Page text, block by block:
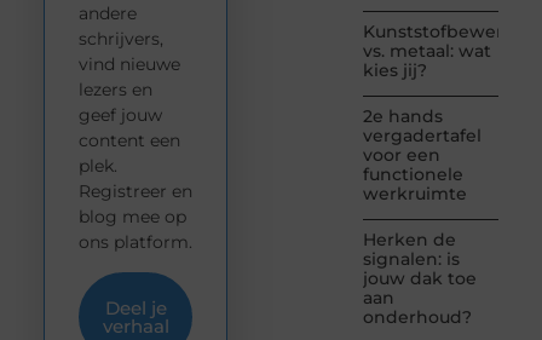
vs. metaal: wat
kies jij?
2e hands
vergadertafel
voor een
functionele
werkruimte
Herken de
signalen: is
jouw dak toe
aan
onderhoud?
andere
schrijvers,
vind nieuwe
lezers en
geef jouw
content een
plek.
Registreer en
blog mee op
ons platform.
Deel je
verhaal